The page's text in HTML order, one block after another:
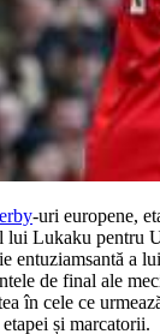
-uri europene,
lui Lukaku pentru
entuziamsantă a
de final ale
în cele ce
și marcatorii.